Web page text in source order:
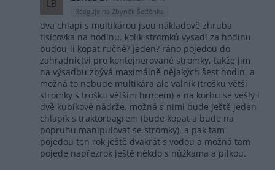
LB
Reaguje na Zbyněk Šeděnka
dva chlapi s multikárou jsou nákladově zhruba
tisícovka na hodinu. kolik stromků vysadí za hodinu,
budou-li kopat ručně? jeden? ráno pojedou do
zahradnictví pro kontejnerované stromky, takže jim
na výsadbu zbývá maximálně nějakých šest hodin. a
možná to nebude multikára ale valník (trošku větší
stromky s trošku větším hrncem) a na korbu se vešly i
dvě kubíkové nádrže. možná s nimi bude ještě jeden
chlapík s traktorbagrem (bude kopat a bude na
popruhu manipulovat se stromky). a pak tam
pojedou ten rok ještě dvakrát s vodou a možná tam
pojede napřezrok ještě někdo s nůžkama a pilkou.